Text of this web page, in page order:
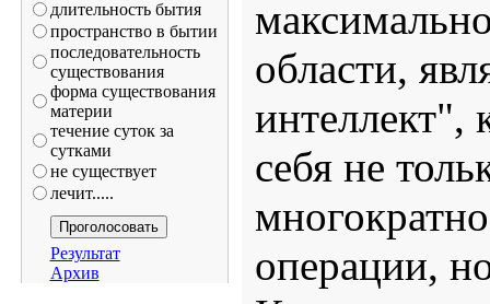
длительность бытия
пространство в бытии
последовательность
существования
форма существования
материи
течение суток за
сутками
не существует
лечит.....
Результат
Архив
области,
интеллект",
себя не
операции,